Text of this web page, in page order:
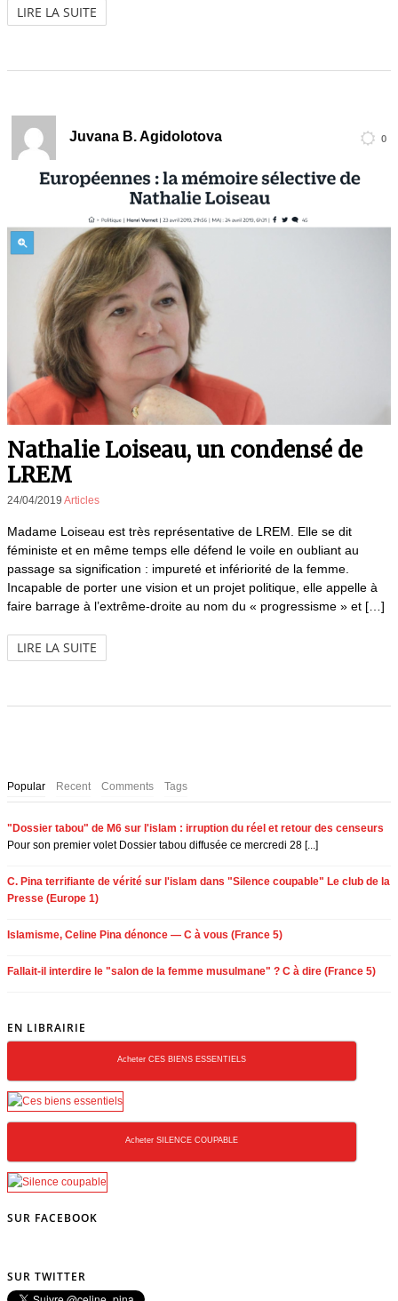
LIRE LA SUITE
Juvana B. Agidolotova 0
Nathalie Loiseau, un condensé de
LREM
24/04/2019 Articles
Madame Loiseau est très représentative de LREM. Elle se dit
féministe et en même temps elle défend le voile en oubliant au
passage sa signification : impureté et infériorité de la femme.
Incapable de porter une vision et un projet politique, elle appelle à
faire barrage à l’extrême-droite au nom du « progressisme » et […]
LIRE LA SUITE
Popular Recent Comments Tags
"Dossier tabou" de M6 sur l'islam : irruption du réel et retour des censeurs
Pour son premier volet Dossier tabou diffusée ce mercredi 28 [...]
C. Pina terrifiante de vérité sur l'islam dans "Silence coupable" Le club de la
Presse (Europe 1)
Islamisme, Celine Pina dénonce — C à vous (France 5)
Fallait-il interdire le "salon de la femme musulmane" ? C à dire (France 5)
EN LIBRAIRIE
Acheter CES BIENS ESSENTIELS
Acheter SILENCE COUPABLE
SUR FACEBOOK
SUR TWITTER